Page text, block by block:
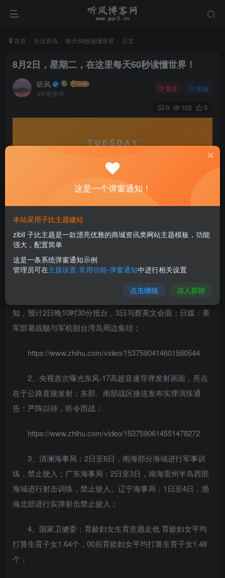
首页 生活资讯 每天60秒读懂世界 正文
8月2日，星期二，在这里每天60秒读懂世界！
听风
4年前发布
关注 私信
0 102 5
8月2日，农历七月初五，星期二！
在这里，每天60秒读懂世界！
密，拒绝记者随同；台媒：有台官员称已收到接待佩洛西通
知，预计2日晚10时30分抵台，3日与蔡英文会面；日媒：美
军部署战舰与军机朝台湾岛周边集结；
https://www.zhihu.com/video/1537590414601580544
2、央视首次曝光东风-17高超音速导弹发射画面，亮点
在于公路直接发射；东部、南部战区接连发布实弹演练通
告：严阵以待，听令而战；
https://www.zhihu.com/video/1537590614551478272
3、清澜海事局：2日至6日，南海部分海域进行军事训
练，禁止驶入；广东海事局：2日至3日，南海雷州半岛西部
海域进行射击训练，禁止驶入。辽宁海事局：1日至4日，渤
海北部进行实弹射击禁止驶入；
4、国家卫健委：育龄妇女生育意愿走低 育龄妇女平均
打算生育子女1.64个，00后育龄妇女平均打算生育子女1.48
个；
这是一个弹窗通知！
本站采用子比主题建站
zibll 子比主题是一款漂亮优雅的商城资讯类网站主题模板，功能
强大，配置简单
这是一条系统弹窗通知示例
管理员可在主题设置-常用功能-弹窗通知中进行相关设置
点击继续 加入群聊